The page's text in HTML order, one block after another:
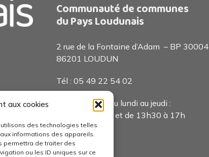
aux cookies
des technologies telles
informations des appareils.
permettra de traiter des
ou les ID uniques sur ce
Communauté de communes
du Pays Loudunais
2 rue de la Fontaine d’Adam – BP 30004
86201 LOUDUN
Tél : 05 49 22 54 02
Accueil public du lundi au jeudi :
De 8h30 à 13h et de 13h30 à 17h